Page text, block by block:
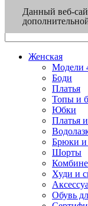
Женская
Модели
Боди
Платья
Топы и
Юбки
Платья
Брюки и
Шорты
Худи и
Обувь
Данный веб-